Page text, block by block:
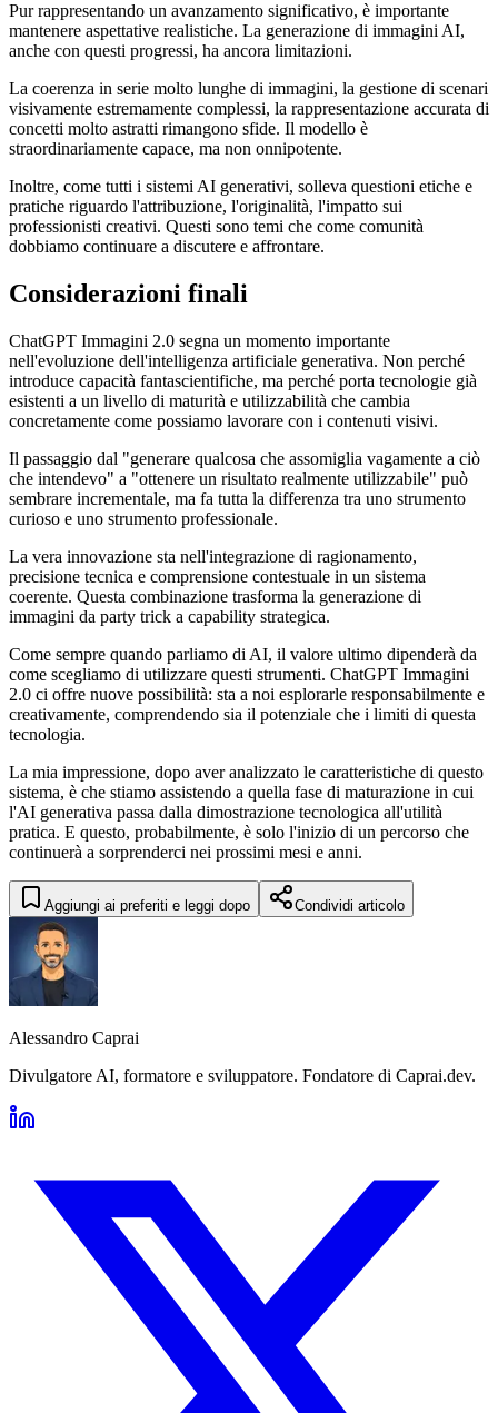
Pur rappresentando un avanzamento significativo, è importante
mantenere aspettative realistiche. La generazione di immagini AI,
anche con questi progressi, ha ancora limitazioni.
La coerenza in serie molto lunghe di immagini, la gestione di scenari
visivamente estremamente complessi, la rappresentazione accurata di
concetti molto astratti rimangono sfide. Il modello è
straordinariamente capace, ma non onnipotente.
Inoltre, come tutti i sistemi AI generativi, solleva questioni etiche e
pratiche riguardo l'attribuzione, l'originalità, l'impatto sui
professionisti creativi. Questi sono temi che come comunità
dobbiamo continuare a discutere e affrontare.
Considerazioni finali
ChatGPT Immagini 2.0 segna un momento importante
nell'evoluzione dell'intelligenza artificiale generativa. Non perché
introduce capacità fantascientifiche, ma perché porta tecnologie già
esistenti a un livello di maturità e utilizzabilità che cambia
concretamente come possiamo lavorare con i contenuti visivi.
Il passaggio dal "generare qualcosa che assomiglia vagamente a ciò
che intendevo" a "ottenere un risultato realmente utilizzabile" può
sembrare incrementale, ma fa tutta la differenza tra uno strumento
curioso e uno strumento professionale.
La vera innovazione sta nell'integrazione di ragionamento,
precisione tecnica e comprensione contestuale in un sistema
coerente. Questa combinazione trasforma la generazione di
immagini da party trick a capability strategica.
Come sempre quando parliamo di AI, il valore ultimo dipenderà da
come scegliamo di utilizzare questi strumenti. ChatGPT Immagini
2.0 ci offre nuove possibilità: sta a noi esplorarle responsabilmente e
creativamente, comprendendo sia il potenziale che i limiti di questa
tecnologia.
La mia impressione, dopo aver analizzato le caratteristiche di questo
sistema, è che stiamo assistendo a quella fase di maturazione in cui
l'AI generativa passa dalla dimostrazione tecnologica all'utilità
pratica. E questo, probabilmente, è solo l'inizio di un percorso che
continuerà a sorprenderci nei prossimi mesi e anni.
Aggiungi ai preferiti e leggi dopo Condividi articolo
Alessandro Caprai
Divulgatore AI, formatore e sviluppatore. Fondatore di Caprai.dev.